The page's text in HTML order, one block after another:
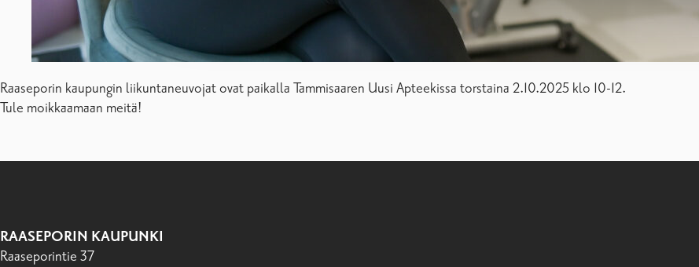
Raaseporin kaupungin liikuntaneuvojat ovat paikalla Tammisaaren Uusi Apteekissa torstaina 2.10.2025 klo 10-12.
Tule moikkaamaan meitä!
RAASEPORIN KAUPUNKI
Raaseporintie 37